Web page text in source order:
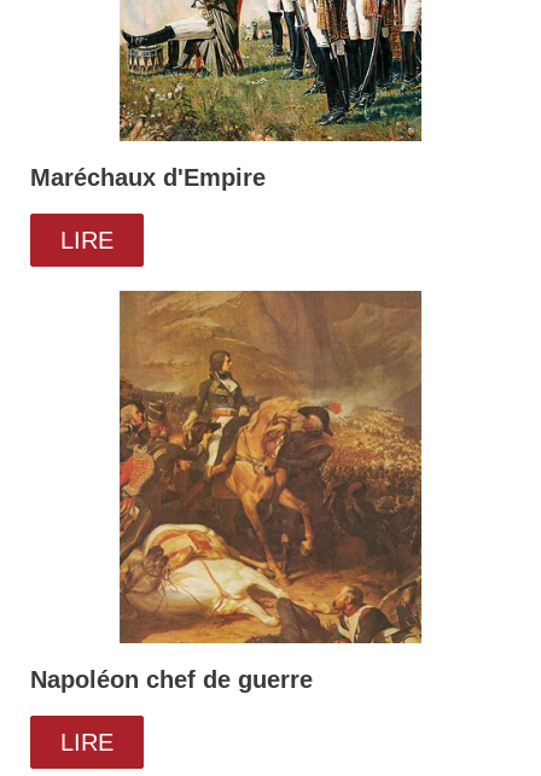
Maréchaux d'Empire
LIRE
Napoléon chef de guerre
LIRE